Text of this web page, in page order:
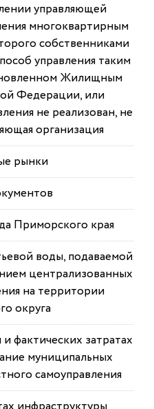
управляющей
многоквартирным
собственниками
управления таким
Жилищным
Федерации, или
не реализован, не
организация
рынки
Приморского края
воды, подаваемой
централизованных
на территории
округа
фактических затратах
муниципальных
самоуправления